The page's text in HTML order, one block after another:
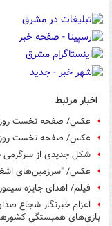
اخبار مرتبط
عکس/ صفحه نخست روزنامه‌های
عکس/ صفحه نخست
شکل جدیدی از سرگرمی
عکس/ "سرزمین‌های
فیلم/ اهدای جایزه
اعزام خبرنگار شجاع
بازی‌های همبستگی